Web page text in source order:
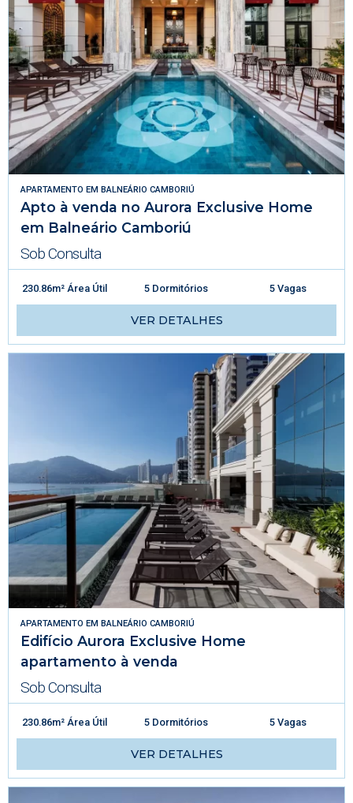
APARTAMENTO EM BALNEÁRIO CAMBORIÚ
Apto à venda no Aurora Exclusive Home
em Balneário Camboriú
Sob Consulta
230.86m² Área Útil 5 Dormitórios 5 Vagas
VER DETALHES
APARTAMENTO EM BALNEÁRIO CAMBORIÚ
Edifício Aurora Exclusive Home
apartamento à venda
Sob Consulta
230.86m² Área Útil 5 Dormitórios 5 Vagas
VER DETALHES